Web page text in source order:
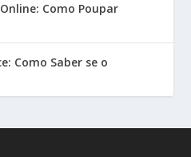
Como Poupar
Como Saber se o